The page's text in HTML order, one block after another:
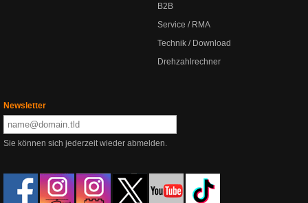
B2B
Service / RMA
Technik / Download
Drehzahlrechner
Newsletter
Sie können sich jederzeit wieder abmelden.